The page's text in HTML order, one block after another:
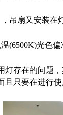
吊扇又安装在
(6500K)光色
灯存在的问题
且只要在进行